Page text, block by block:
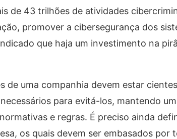
de 43 trilhões de atividades
promover a cibersegurança dos
que haja um investimento na
de uma companhia devem estar
para evitá-los, mantendo
e regras. É preciso ainda
os quais devem ser embasados por